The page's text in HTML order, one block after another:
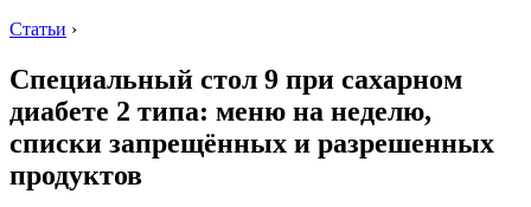
Статьи ›
Специальный стол 9 при сахарном
диабете 2 типа: меню на неделю,
списки запрещённых и разрешенных
продуктов